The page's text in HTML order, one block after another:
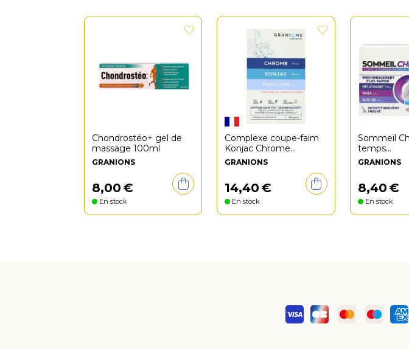
Chondrostéo+ gel de
massage 100ml
GRANIONS
8,00 €
En stock
Complexe coupe-faim
Konjac Chrome
Psyllium 60 comprimés
GRANIONS
14,40 €
En stock
Sommeil
temps
GRANIONS
8,40 €
En stock